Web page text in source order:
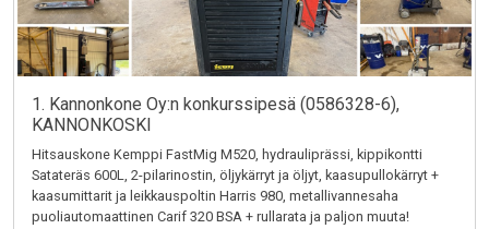
1. Kannonkone Oy:n konkurssipesä (0586328-6),
KANNONKOSKI
Hitsauskone Kemppi FastMig M520, hydrauliprässi, kippikontti
Satateräs 600L, 2-pilarinostin, öljykärryt ja öljyt, kaasupullokärryt +
kaasumittarit ja leikkauspoltin Harris 980, metallivannesaha
puoliautomaattinen Carif 320 BSA + rullarata ja paljon muuta!